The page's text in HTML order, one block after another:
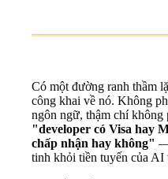
Có một đường ranh thầm
công khai về nó. Không
ngôn ngữ, thậm chí
"developer có Visa hay
chấp nhận hay không" —
tinh khỏi tiền tuyến của AI